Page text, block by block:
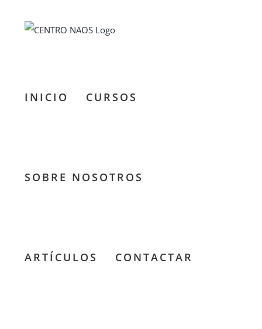
INICIO CURSOS
SOBRE NOSOTROS
ARTÍCULOS CONTACTAR